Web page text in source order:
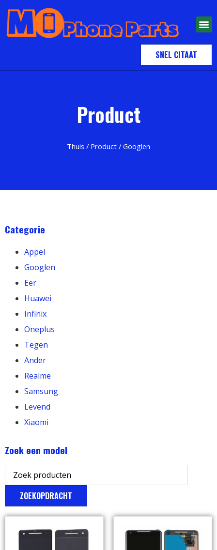
SNEL CITAAT
Product
Thuis / Product / Googlen
Categorie
Appel
Googlen
Eer
Huawei
Infinix
Oneplus
Tegen
Ander
Realme
Samsung
Levend
Xiaomi
Zoek een model
ZOEKOPDRACHT